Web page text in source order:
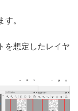
。
を想定したレイヤ